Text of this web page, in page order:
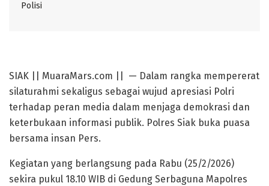
Polisi
SIAK || MuaraMars.com || — Dalam rangka mempererat
silaturahmi sekaligus sebagai wujud apresiasi Polri
terhadap peran media dalam menjaga demokrasi dan
keterbukaan informasi publik. Polres Siak buka puasa
bersama insan Pers.
Kegiatan yang berlangsung pada Rabu (25/2/2026)
sekira pukul 18.10 WIB di Gedung Serbaguna Mapolres